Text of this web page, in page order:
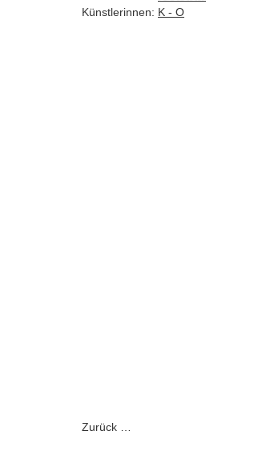
Künstlerinnen: K - O
Zurück